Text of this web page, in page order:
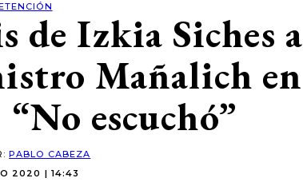
de Izkia Siches a
Mañalich en
escuchó”
PABLO CABEZA
2020 | 14:43